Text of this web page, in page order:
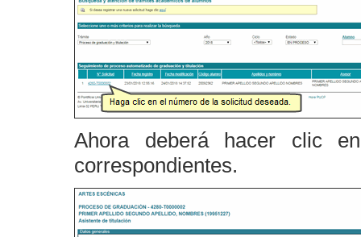
Ahora deberá hacer clic
correspondientes.